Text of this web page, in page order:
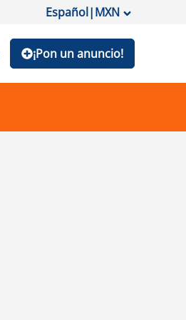
Español|MXN
¡Pon un anuncio!